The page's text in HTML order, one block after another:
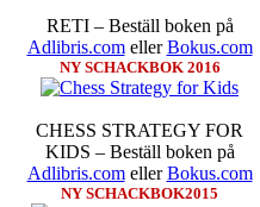
RETI – Beställ boken på
Adlibris.comellerBokus.com
NY SCHACKBOK 2016
CHESS STRATEGY FOR
KIDS – Beställ boken på
Adlibris.comellerBokus.com
NY SCHACKBOK2015